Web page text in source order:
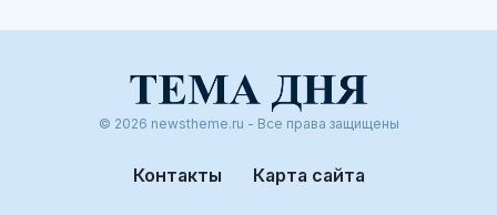
© 2026 newstheme.ru - Все права защищены
Контакты Карта сайта